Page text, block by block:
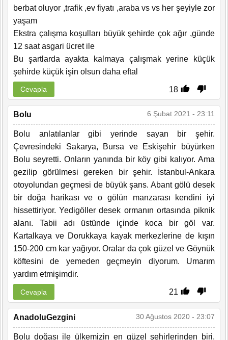
berbat oluyor ,trafik ,ev fiyatı ,araba vs vs her şeyiyle zor
yaşam
Ekstra çalışma koşulları büyük şehirde çok ağır ,günde
12 saat asgari ücret ile
Bu şartlarda ayakta kalmaya çalışmak yerine küçük
şehirde küçük işin olsun daha eftal
18
Cevapla
Bolu 6 Şubat 2021 - 23:11
Bolu anlatılanlar gibi yerinde sayan bir şehir.
Çevresindeki Sakarya, Bursa ve Eskişehir büyürken
Bolu seyretti. Onların yanında bir köy gibi kalıyor. Ama
gezilip görülmesi gereken bir şehir. İstanbul-Ankara
otoyolundan geçmesi de büyük şans. Abant gölü desek
bir doğa harikası ve o gölün manzarası kendini iyi
hissettiriyor. Yedigöller desek ormanın ortasında piknik
alanı. Tabii adı üstünde içinde koca bir göl var.
Kartalkaya ve Dorukkaya kayak merkezlerine de kışın
150-200 cm kar yağıyor. Oralar da çok güzel ve Göynük
köftesini de yemeden geçmeyin diyorum. Umarım
yardım etmişimdir.
21
Cevapla
AnadoluGezgini 30 Ağustos 2020 - 23:07
Bolu doğası ile ülkemizin en güzel şehirlerinden biri.